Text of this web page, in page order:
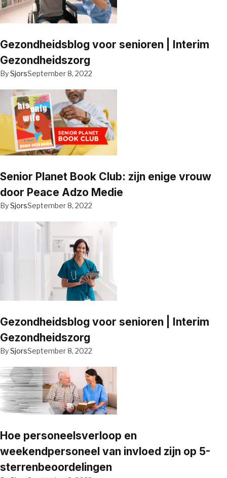
Gezondheidsblog voor senioren | Interim
Gezondheidszorg
BySjorsSeptember 8, 2022
Senior Planet Book Club: zijn enige vrouw
door Peace Adzo Medie
BySjorsSeptember 8, 2022
Gezondheidsblog voor senioren | Interim
Gezondheidszorg
BySjorsSeptember 8, 2022
Hoe personeelsverloop en
weekendpersoneel van invloed zijn op 5-
sterrenbeoordelingen